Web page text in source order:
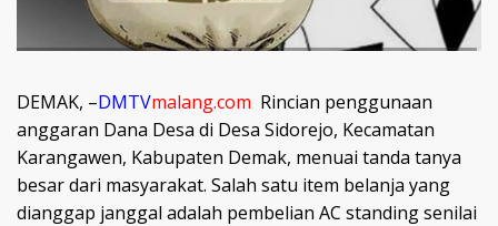
DEMAK, –DMTVmalang.com Rincian penggunaan
anggaran Dana Desa di Desa Sidorejo, Kecamatan
Karangawen, Kabupaten Demak, menuai tanda tanya
besar dari masyarakat. Salah satu item belanja yang
dianggap janggal adalah pembelian AC standing senilai